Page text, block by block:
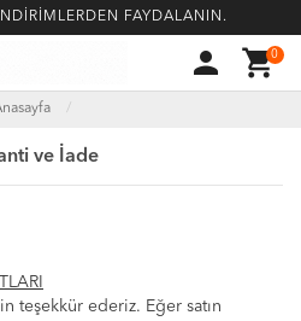
FAYDALANIN.
person shopping_cart0
ve İade
teşekkür ederiz. Eğer satın